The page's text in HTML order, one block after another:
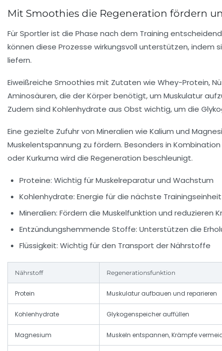
Mit Smoothies die Regeneration fördern
Für Sportler ist die Phase nach dem Training
können diese Prozesse wirkungsvoll unterstützen, indem
liefern.
Eiweißreiche Smoothies mit Zutaten wie Whey-Protein,
Aminosäuren, die der Körper benötigt, um Muskulatur
Zudem sind Kohlenhydrate aus Obst wichtig, um die
Eine gezielte Zufuhr von Mineralien wie Kalium und
Muskelentspannung zu fördern. Besonders in
oder Kurkuma wird die Regeneration beschleunigt.
Proteine: Wichtig für Muskelreparatur und Wachstum
Kohlenhydrate: Energie für die nächste Trainingseinheit
Mineralien: Fördern die Muskelfunktion und reduzieren
Entzündungshemmende Stoffe: Unterstützen die
Flüssigkeit: Wichtig für den Transport der Nährstoffe
Nährstoff Regenerationsfunktion
Protein Muskulatur aufbauen und reparieren
Kohlenhydrate Glykogenspeicher auffüllen
Magnesium Muskeln entspannen, Krämpfe